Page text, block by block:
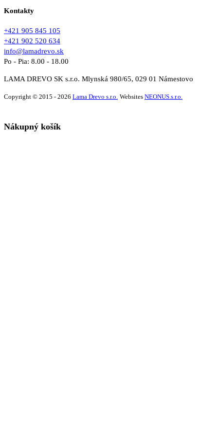
Kontakty
+421 905 845 105
+421 902 520 634
info@lamadrevo.sk
Po - Pia: 8.00 - 18.00
LAMA DREVO SK s.r.o. Mlynská 980/65, 029 01 Námestovo
Copyright © 2015 - 2026 Lama Drevo s.r.o. Websites NEONUS.s.r.o.
Nákupný košík